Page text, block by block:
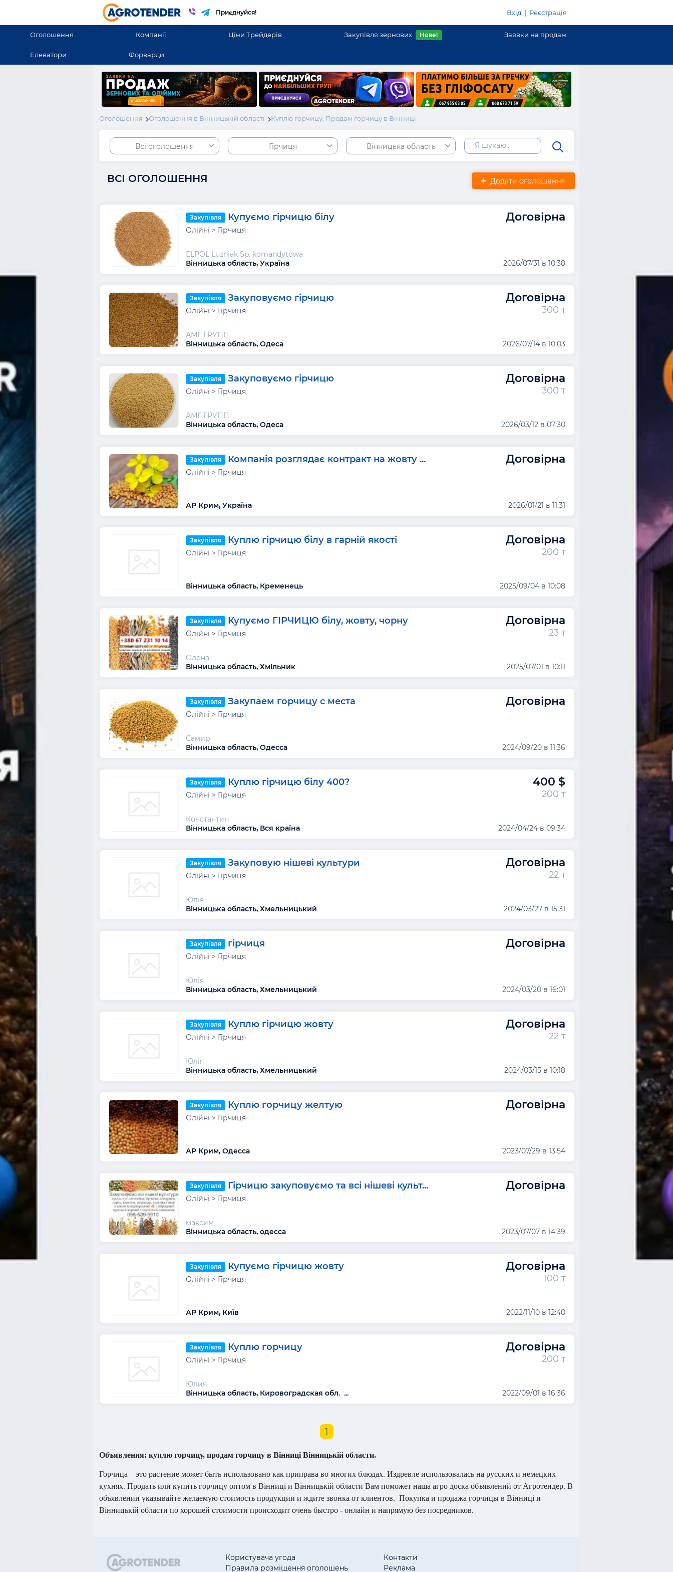
Приєднуйся! Вхід | Реєстрація
Оголошення Компанії Ціни Трейдерів Закупівля зернових Нове! Заявки на продаж
Елеватори Форварди
Оголошення Оголошення в Вінницькій області Куплю горчицу, Продам горчицу в Вінниці
Всі оголошення Гірчиця Вінницька область
Додати оголошення
ВСІ ОГОЛОШЕННЯ
Закупівля Купуємо гірчицю білу Договірна
Олійні > Гірчиця
ELPOL Luzniak Sp. komandytowa
Вінницька область, Україна
2026/07/31 в 10:38
Закупівля Закуповуємо гірчицю Договірна
Олійні > Гірчиця 300 т
АМГ ГРУПП
Вінницька область, Одеса
2026/07/14 в 10:03
Закупівля Закуповуємо гірчицю Договірна
Олійні > Гірчиця 300 т
АМГ ГРУПП
Вінницька область, Одеса
2026/03/12 в 07:30
Закупівля Компанія розглядає контракт на жовту ... Договірна
Олійні > Гірчиця
АР Крим, Україна 2026/01/21 в 11:31
Закупівля Куплю гірчицю білу в гарній якості Договірна
Олійні > Гірчиця 200 т
Вінницька область, Кременець 2025/09/04 в 10:08
Закупівля Купуємо ГІРЧИЦЮ білу, жовту, чорну Договірна
Олійні > Гірчиця 23 т
Олена
Вінницька область, Хмільник
2025/07/01 в 10:11
Закупівля Закупаем горчицу с места Договірна
Олійні > Гірчиця
Самир
Вінницька область, Одесса
2024/09/20 в 11:36
Закупівля Куплю гірчицю білу 400? 400 $
Олійні > Гірчиця 200 т
Константин
Вінницька область, Вся країна
2024/04/24 в 09:34
Закупівля Закуповую нішеві культури Договірна
Олійні > Гірчиця 22 т
Юлія
Вінницька область, Хмельницький
2024/03/27 в 15:31
Закупівля гірчиця Договірна
Олійні > Гірчиця
Юлія
Вінницька область, Хмельницький
2024/03/20 в 16:01
Закупівля Куплю гірчицю жовту Договірна
Олійні > Гірчиця 22 т
Юлія
Вінницька область, Хмельницький
2024/03/15 в 10:18
Закупівля Куплю горчицу желтую Договірна
Олійні > Гірчиця
АР Крим, Одесса 2023/07/29 в 13:54
Закупівля Гірчицю закуповуємо та всі нішеві культ... Договірна
Олійні > Гірчиця
максим
Вінницька область, одесса
2023/07/07 в 14:39
Закупівля Купуємо гірчицю жовту Договірна
Олійні > Гірчиця 100 т
АР Крим, Київ 2022/11/10 в 12:40
Закупівля Куплю горчицу Договірна
Олійні > Гірчиця 200 т
Юлия
Вінницька область, Кировоградская обл. ...
2022/09/01 в 16:36
1
Объявления: куплю горчицу, продам горчицу в Вінниці Вінницькій области.
Горчица – это растение может быть использовано как приправа во многих блюдах. Издревле использовалась на русских и немецких
кухнях. Продать или купить горчицу оптом в Вінниці и Вінницькій области Вам поможет наша агро доска объявлений от Агротендер. В
объявлении указывайте желаемую стоимость продукции и ждите звонка от клиентов. Покупка и продажа горчицы в Вінниці и
Вінницькій области по хорошей стоимости происходит очень быстро - онлайн и напрямую без посредников.
Користувача угода
Правила розміщення оголошень
Контакти
Реклама